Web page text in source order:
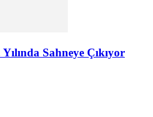
Sahneye Çıkıyor